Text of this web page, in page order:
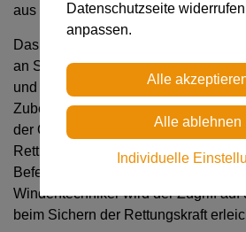
aus Gurtband
Das RING2RING-Zubehör ist
an Sitz- und Haltegurten mit
und dient hauptsächlich bei
Zubehör ermöglicht, eine zweite
der Öse aus Gurtband zu schaffen.
Rettungskraft die einzuhängende
Befestigungspunkt besser
Windentechniker wird der Zugriff auf
beim Sichern der Rettungskraft
Datenschutzseite
anpassen.
Individuelle